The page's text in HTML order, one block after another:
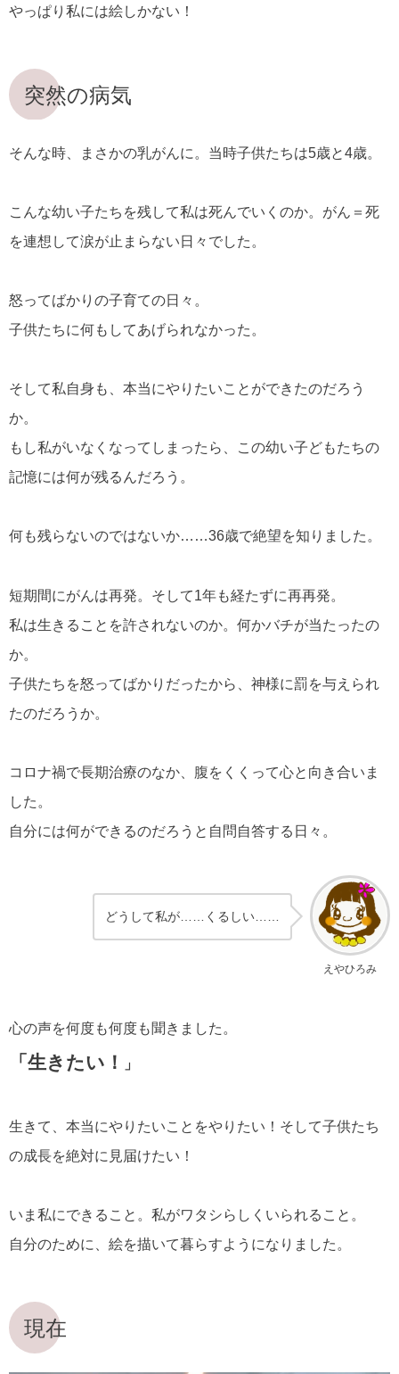
やっぱり私には絵しかない！
突然の病気
そんな時、まさかの乳がんに。当時子供たちは5歳と4歳。
こんな幼い子たちを残して私は死んでいくのか。がん＝死
を連想して涙が止まらない日々でした。
怒ってばかりの子育ての日々。
子供たちに何もしてあげられなかった。
そして私自身も、本当にやりたいことができたのだろう
か。
もし私がいなくなってしまったら、この幼い子どもたちの
記憶には何が残るんだろう。
何も残らないのではないか……36歳で絶望を知りました。
短期間にがんは再発。そして1年も経たずに再再発。
私は生きることを許されないのか。何かバチが当たったの
か。
子供たちを怒ってばかりだったから、神様に罰を与えられ
たのだろうか。
コロナ禍で長期治療のなか、腹をくくって心と向き合いま
した。
自分には何ができるのだろうと自問自答する日々。
えやひろみ
どうして私が……くるしい……
心の声を何度も何度も聞きました。
「 生きたい！ 」
生きて、本当にやりたいことをやりたい！そして子供たち
の成長を絶対に見届けたい！
いま私にできること。私がワタシらしくいられること。
自分のために、絵を描いて暮らすようになりました。
現在